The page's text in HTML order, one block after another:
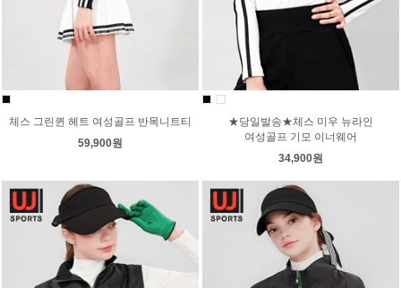
체스 그린퀸 헤트 여성골프 반목니트티
59,900원
★당일발송★체스 미우 뉴라인
여성골프 기모 이너웨어
34,900원